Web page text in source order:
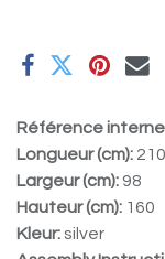
Référence
Longueur (cm): 210
Largeur (cm): 98
Hauteur (cm): 160
Kleur:silver